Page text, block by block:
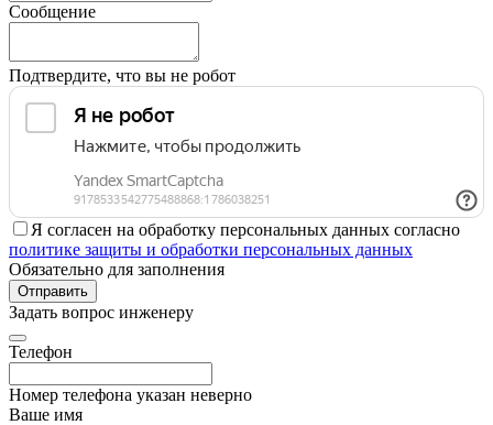
Сообщение
Подтвердите, что вы не робот
Я согласен на обработку персональных данных согласно
политике защиты и обработки персональных данных
Обязательно для заполнения
Отправить
Задать вопрос инженеру
Телефон
Номер телефона указан неверно
Ваше имя